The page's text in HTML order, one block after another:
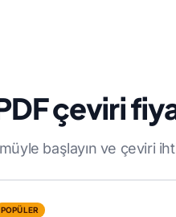
çeviri
başlayın ve çeviri
POPÜLER